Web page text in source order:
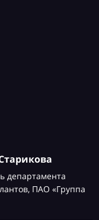
департамента
ПАО «Группа